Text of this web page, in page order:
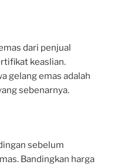
dari penjual
keaslian.
gelang emas adalah
sebenarnya.
sebelum
Bandingkan harga